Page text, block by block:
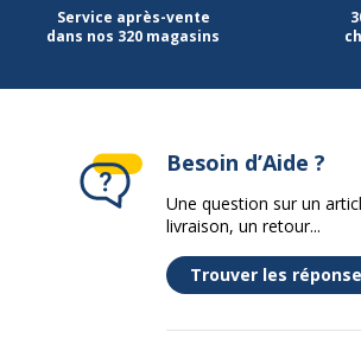
Service après-vente
dans nos 320 magasins
Besoin d’Aide ?
Une question sur un
livraison, un retour...
Trouver les